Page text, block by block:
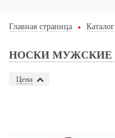
Главная страница Каталог
НОСКИ МУЖСКИЕ
Цена